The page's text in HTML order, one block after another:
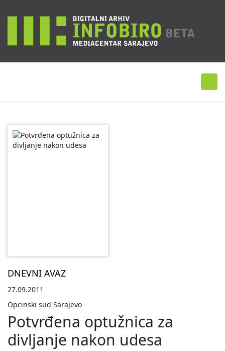
DNEVNI AVAZ
27.09.2011
Opcinski sud Sarajevo
Potvrđena optužnica za
divljanje nakon udesa